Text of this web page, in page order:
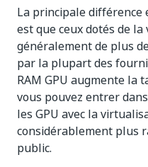
La principale différence
est que ceux dotés de
généralement de plus
par la plupart des
RAM GPU augmente la
vous pouvez entrer
les GPU avec la
considérablement plus
public.